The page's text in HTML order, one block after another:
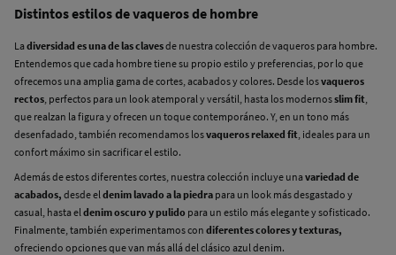
Distintos estilos de vaqueros de hombre
Ladiversidad es una de las clavesde nuestra colección de vaqueros para hombre.
Entendemos que cada hombre tiene su propio estilo y preferencias, por lo que
ofrecemos una amplia gama de cortes, acabados y colores. Desde losvaqueros
rectos, perfectos para un look atemporal y versátil, hasta los modernosslim fit,
que realzan la figura y ofrecen un toque contemporáneo. Y, en un tono más
desenfadado, también recomendamos losvaqueros relaxed fit, ideales para un
confort máximo sin sacrificar el estilo.
Además de estos diferentes cortes, nuestra colección incluye unavariedad de
acabados, desde eldenim lavado a la piedra para un look más desgastado y
casual, hasta eldenim oscuro y pulido para un estilo más elegante y sofisticado.
Finalmente, también experimentamos con diferentes colores y texturas,
ofreciendo opciones que van más allá del clásico azul denim.